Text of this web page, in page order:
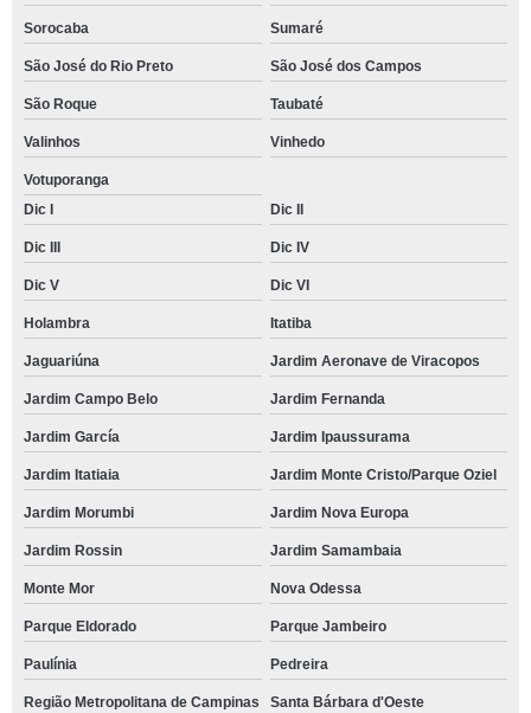
Sorocaba Sumaré
São José do Rio Preto São José dos Campos
São Roque Taubaté
Valinhos Vinhedo
Votuporanga
Dic I
Dic II
Dic III Dic IV
Dic V Dic VI
Holambra Itatiba
Jaguariúna Jardim Aeronave de Viracopos
Jardim Campo Belo Jardim Fernanda
Jardim García Jardim Ipaussurama
Jardim Itatiaia Jardim Monte Cristo/Parque Oziel
Jardim Morumbi Jardim Nova Europa
Jardim Rossin Jardim Samambaia
Monte Mor Nova Odessa
Parque Eldorado Parque Jambeiro
Paulínia Pedreira
Região Metropolitana de Campinas Santa Bárbara d'Oeste